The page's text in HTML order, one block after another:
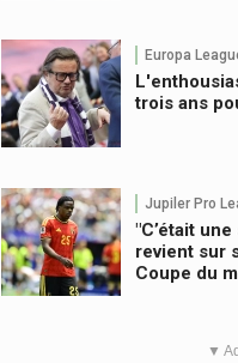
Europa
trois ans
Jupiler Pro
"C’était
revient sur
Coupe du
▼